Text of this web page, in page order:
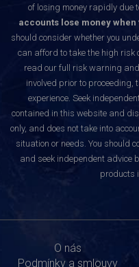
of losing money rapidly due
accounts lose money
should consider whether you
can afford to take the high risk
read our full risk warning
involved prior to proceeding,
experience. Seek
contained in this website and
only, and does not take into
situation or needs. You should
and seek independent advice
products
O nás
Podmínky a smlouvy